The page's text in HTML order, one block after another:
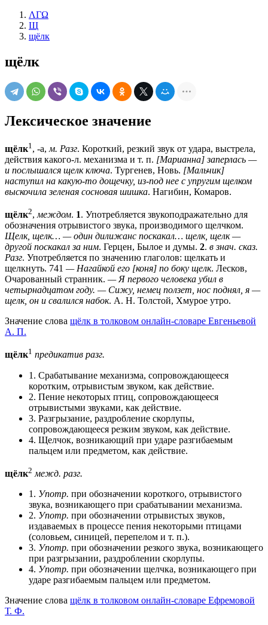
ΛΓΩ
Щ
щёлк
щёлк
Лексическое значение
щёлк1 , -а, м. Разг. Короткий, резкий звук от удара, выстрела,
действия какого-л. механизма и т. п. [Марианна] заперлась —
и послышался щелк ключа. Тургенев, Новь. [Мальчик]
наступил на какую-то дощечку, из-под нее с упругим щелком
выскочила зеленая сосновая шишка. Нагибин, Комаров.
щёлк2, междом. 1. Употребляется звукоподражательно для
обозначения отрывистого звука, производимого щелчком.
Щелк, щелк… — один дилижанс поскакал… щелк, щелк —
другой поскакал за ним. Герцен, Былое и думы. 2. в знач. сказ.
Разг. Употребляется по значению глаголов: щелкать и
щелкнуть. 741 — Нагайкой его [коня] по боку щелк. Лесков,
Очарованный странник. — Я первого человека убил в
четырнадцатом году. — Сижу, немец ползет, нос поднял, я —
щелк, он и свалился набок. А. Н. Толстой, Хмурое утро.
Значение слова щёлк в толковом онлайн-словаре Евгеньевой
А. П.
щёлк1 предикатив разг.
1. Срабатывание механизма, сопровождающееся
коротким, отрывистым звуком, как действие.
2. Пение некоторых птиц, сопровождающееся
отрывистыми звуками, как действие.
3. Разгрызание, раздробление скорлупы,
сопровождающееся резким звуком, как действие.
4. Щелчок, возникающий при ударе разгибаемым
пальцем или предметом, как действие.
щёлк2 межд. разг.
1. Употр. при обозначении короткого, отрывистого
звука, возникающего при срабатывании механизма.
2. Употр. при обозначении отрывистых звуков,
издаваемых в процессе пения некоторыми птицами
(соловьем, синицей, перепелом и т. п.).
3. Употр. при обозначении резкого звука, возникающего
при разгрызании, раздроблении скорлупы.
4. Употр. при обозначении щелчка, возникающего при
ударе разгибаемым пальцем или предметом.
Значение слова щёлк в толковом онлайн-словаре Ефремовой
Т. Ф.